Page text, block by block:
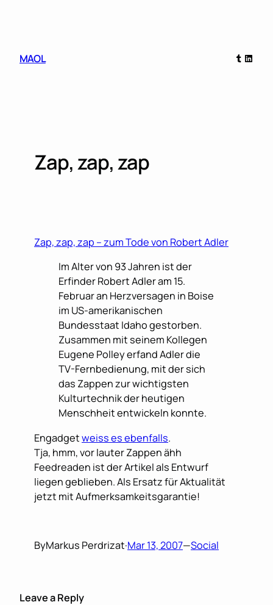
MAOL
Tumblr
Zap, zap, zap
Zap, zap, zap – zum Tode von Robert Adler
Im Alter von 93 Jahren ist der
Erfinder Robert Adler am 15.
Februar an Herzversagen in Boise
im US-amerikanischen
Bundesstaat Idaho gestorben.
Zusammen mit seinem Kollegen
Eugene Polley erfand Adler die
TV-Fernbedienung, mit der sich
das Zappen zur wichtigsten
Kulturtechnik der heutigen
Menschheit entwickeln konnte.
Engadgetweiss es ebenfalls.
Tja, hmm, vor lauter Zappen ähh
Feedreaden ist der Artikel als Entwurf
liegen geblieben. Als Ersatz für Aktualität
jetzt mit Aufmerksamkeitsgarantie!
ByMarkus Perdrizat·Mar 13, 2007—Social
Leave a Reply